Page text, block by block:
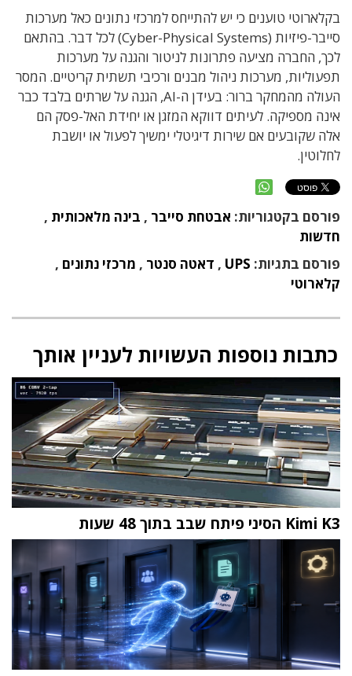
בקלארוטי טוענים כי יש להתייחס למרכזי נתונים כאל מערכות
סייבר-פיזיות (Cyber-Physical Systems) לכל דבר. בהתאם
לכך, החברה מציעה פתרונות לניטור והגנה על מערכות
תפעוליות, מערכות ניהול מבנים ורכיבי תשתית קריטיים. המסר
העולה מהמחקר ברור: בעידן ה-AI, הגנה על שרתים בלבד כבר
אינה מספיקה. לעיתים דווקא המזגן או יחידת האל-פסק הם
אלה שקובעים אם שירות דיגיטלי ימשיך לפעול או יושבת
לחלוטין.
פורסם בקטגוריות: אבטחת סייבר , בינה מלאכותית ,
חדשות
פורסם בתגיות: UPS
, דאטה סנטר , מרכזי נתונים ,
קלארוטי
כתבות נוספות העשויות לעניין אותך
Kimi K3 הסיני פיתח שבב בתוך 48 שעות